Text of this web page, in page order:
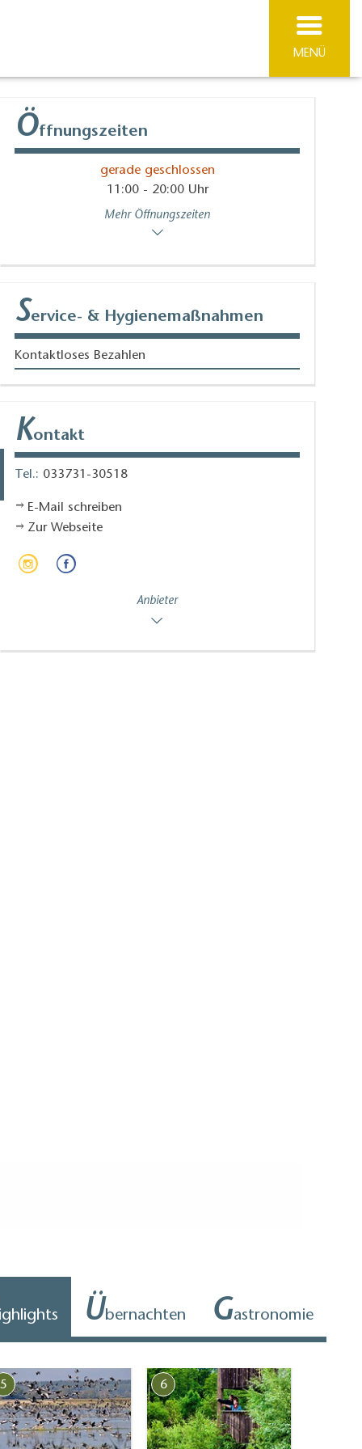
MENÜ
Öffnungszeiten
gerade geschlossen
11:00 - 20:00 Uhr
Mehr Öffnungszeiten
Service- & Hygienemaßnahmen
Kontaktloses Bezahlen
Kontakt
Tel.: 033731-30518
E-Mail schreiben
Zur Webseite
Anbieter
ighlights Übernachten Gastronomie
5 6